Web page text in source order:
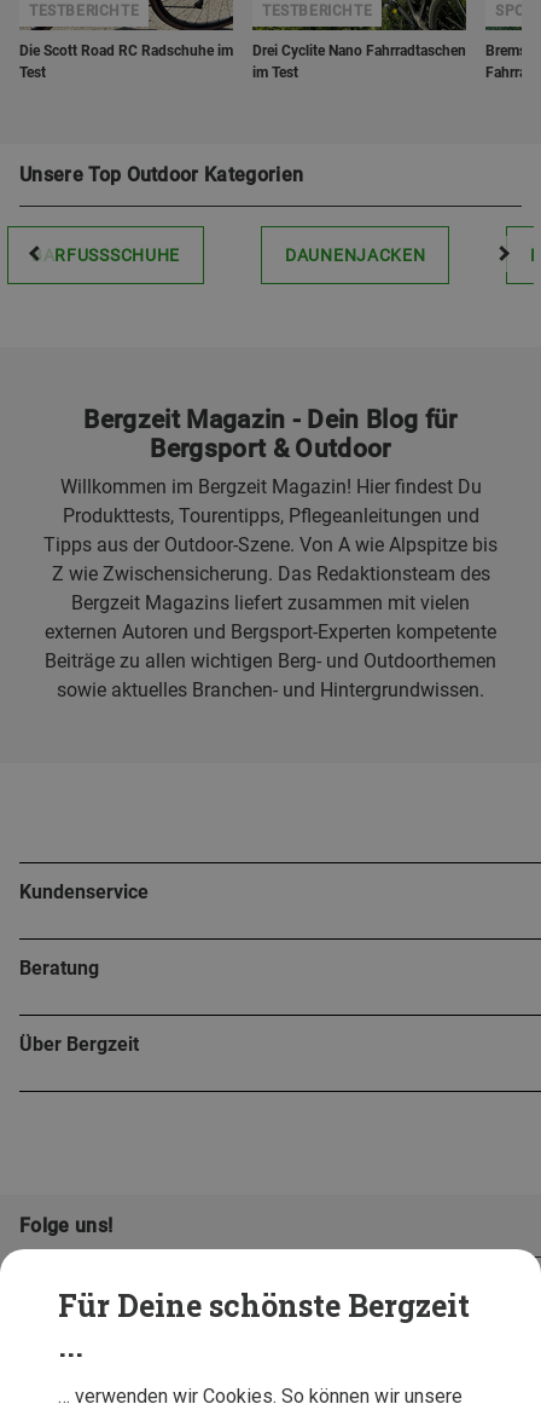
Für Deine schönste Bergzeit
...
… verwenden wir Cookies. So können wir unsere
Die Scott Road RC Radschuhe im
Test
TESTBERICHTE
Drei Cyclite Nano Fahrradtaschen
im Test
TESTBERICHTE
Fahrrad
Unsere Top Outdoor Kategorien
BARFUSSSCHUHE DAUNENJACKEN
Bergzeit Magazin - Dein Blog für
Bergsport & Outdoor
Willkommen im Bergzeit Magazin! Hier findest Du
Produkttests, Tourentipps, Pflegeanleitungen und
Tipps aus der Outdoor-Szene. Von A wie Alpspitze bis
Z wie Zwischensicherung. Das Redaktionsteam des
Bergzeit Magazins liefert zusammen mit vielen
externen Autoren und Bergsport-Experten kompetente
Beiträge zu allen wichtigen Berg- und Outdoorthemen
sowie aktuelles Branchen- und Hintergrundwissen.
Kundenservice
Beratung
Über Bergzeit
Folge uns!